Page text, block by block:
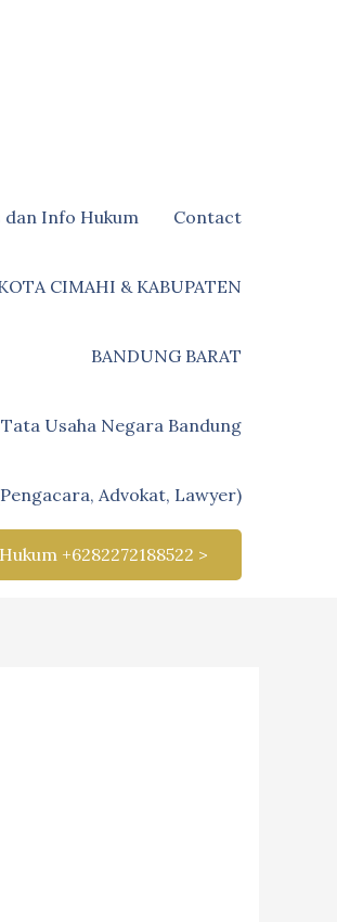
dan Info Hukum Contact
CIMAHI & KABUPATEN
BANDUNG BARAT
Usaha Negara Bandung
Advokat, Lawyer)
+6282272188522 >